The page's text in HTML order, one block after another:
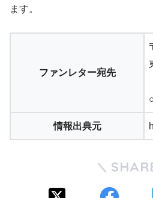
ます。
ファンレター宛先
情報出典元